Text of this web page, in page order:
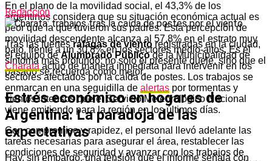
En el plano de la movilidad social, el 43,3% de los
argentinos considera que su situación económica actual es
peor que la que tuvieron sus padres. Esta percepción de
movilidad descendente alcanza al 57,8% en el estrato muy
bajo, frente a un 30,8% en los sectores medio-altos. Es el
síntoma más profundo: no solo el presente duele, sino que el
pasado se recuerda como mejor.
Estrés económico en hogares de
Argentina: La paradoja de las
expectativas
Hay, sin embargo, una tensión que el informe señala con
Redacción
Tras las fuertesráfagas de vientoregistradas en la ciudad,
el equipo deAlumbrado Públicode la Municipalidad de
Charata actuó de manera inmediata para intervenir en los
sectores afectados por la caída de postes. Los trabajos se
enmarcan en una seguidilla de alertas por tormentas y
vientos intensos que el Servicio Meteorológico Nacional
viene emitiendo para la región en los últimos días.
Con compromiso y rapidez, el personal llevó adelante las
tareas necesarias para asegurar el área, restablecer las
condiciones de seguridad y avanzar con los trabajos de